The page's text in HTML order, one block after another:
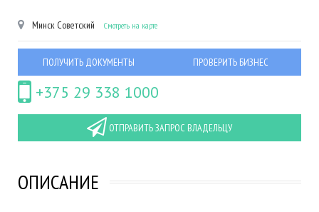
Минск Советский Смотреть на карте
ПОЛУЧИТЬ ДОКУМЕНТЫ ПРОВЕРИТЬ БИЗНЕС
+375 29 338 1000
ОТПРАВИТЬ ЗАПРОС ВЛАДЕЛЬЦУ
ОПИСАНИЕ